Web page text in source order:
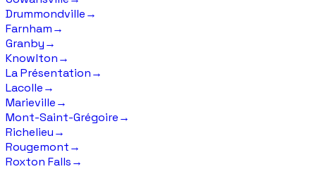
Drummondville→
Farnham→
Granby→
Knowlton→
La Présentation→
Lacolle→
Marieville→
Mont-Saint-Grégoire→
Richelieu→
Rougemont→
Roxton Falls→